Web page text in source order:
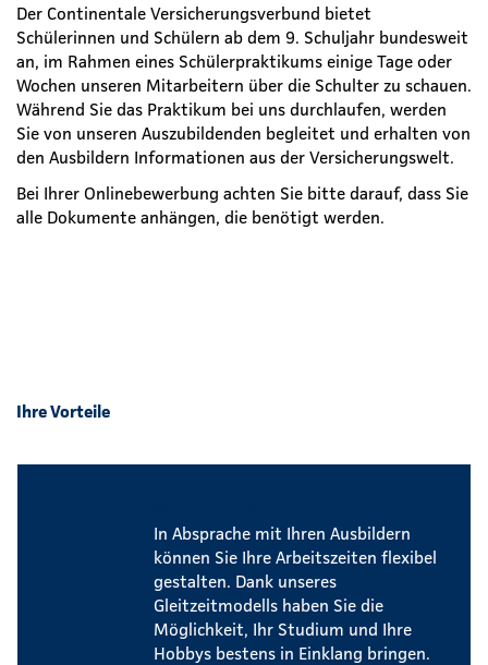
Der Continentale Versicherungsverbund bietet
Schülerinnen und Schülern ab dem 9. Schuljahr bundesweit
an, im Rahmen eines Schülerpraktikums einige Tage oder
Wochen unseren Mitarbeitern über die Schulter zu schauen.
Während Sie das Praktikum bei uns durchlaufen, werden
Sie von unseren Auszubildenden begleitet und erhalten von
den Ausbildern Informationen aus der Versicherungswelt.
Bei Ihrer Onlinebewerbung achten Sie bitte darauf, dass Sie
alle Dokumente anhängen, die benötigt werden.
Ihre Vorteile
In Absprache mit Ihren Ausbildern
können Sie Ihre Arbeitszeiten flexibel
gestalten. Dank unseres
Gleitzeitmodells haben Sie die
Möglichkeit, Ihr Studium und Ihre
Hobbys bestens in Einklang bringen.